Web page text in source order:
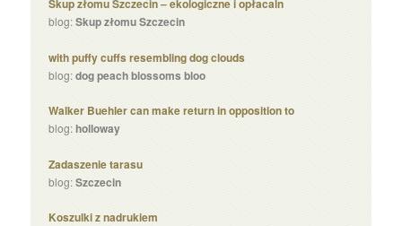
Skup złomu Szczecin – ekologiczne i opłacaln
blog:Skup złomu Szczecin
with puffy cuffs resembling dog clouds
blog:dog peach blossoms bloo
Walker Buehler can make return in opposition to
blog:holloway
Zadaszenie tarasu
blog:Szczecin
Koszulki z nadrukiem